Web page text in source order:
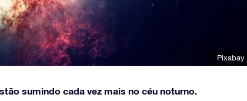
Pixabay
sumindo cada vez mais no céu noturno.